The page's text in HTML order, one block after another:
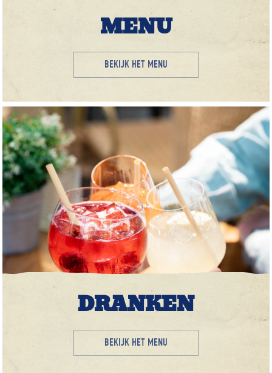
MENU
BEKIJK HET MENU
DRANKEN
BEKIJK HET MENU